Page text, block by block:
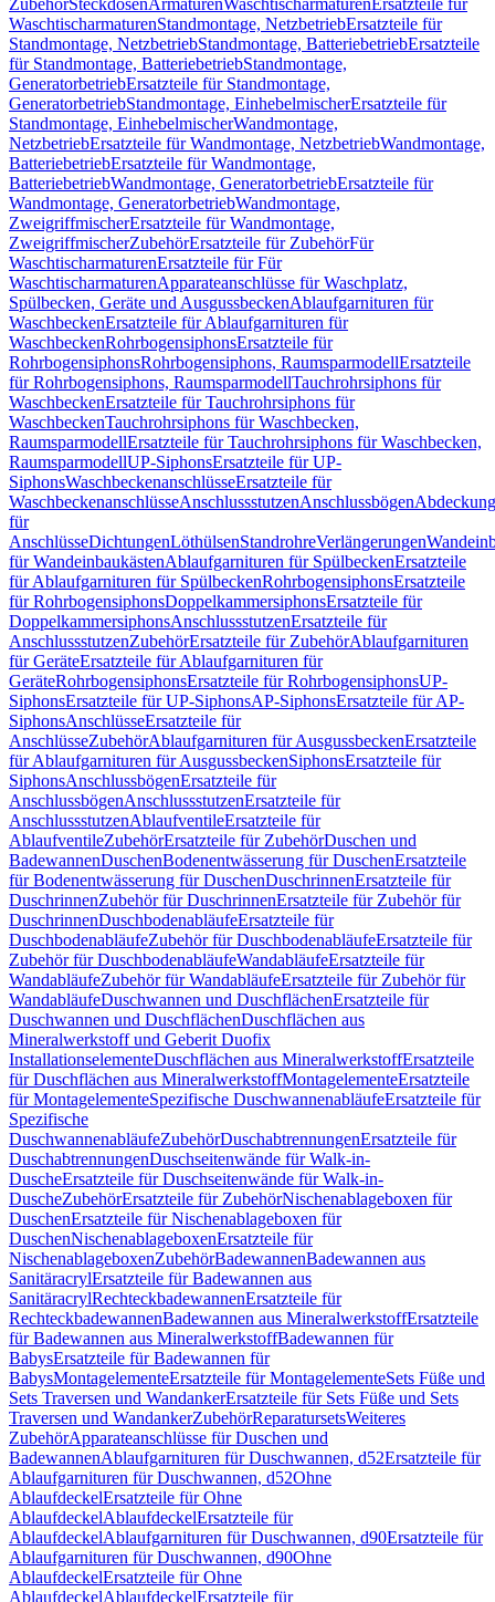
ZubehörSteckdosenArmaturenWaschtischarmaturen Ersatzteile für
WaschtischarmaturenStandmontage, NetzbetriebErsatzteile für
Standmontage, NetzbetriebStandmontage, BatteriebetriebErsatzteile
für Standmontage, BatteriebetriebStandmontage,
GeneratorbetriebErsatzteile für Standmontage,
GeneratorbetriebStandmontage, EinhebelmischerErsatzteile für
Standmontage, EinhebelmischerWandmontage,
NetzbetriebErsatzteile für Wandmontage, NetzbetriebWandmontage,
BatteriebetriebErsatzteile für Wandmontage,
BatteriebetriebWandmontage, GeneratorbetriebErsatzteile für
Wandmontage, GeneratorbetriebWandmontage,
ZweigriffmischerErsatzteile für Wandmontage,
ZweigriffmischerZubehörErsatzteile für ZubehörFür
WaschtischarmaturenErsatzteile für Für
WaschtischarmaturenApparateanschlüsse für Waschplatz,
Spülbecken, Geräte und AusgussbeckenAblaufgarnituren für
WaschbeckenErsatzteile für Ablaufgarnituren für
WaschbeckenRohrbogensiphonsErsatzteile für
RohrbogensiphonsRohrbogensiphons, RaumsparmodellErsatzteile
für Rohrbogensiphons, RaumsparmodellTauchrohrsiphons für
WaschbeckenErsatzteile für Tauchrohrsiphons für
WaschbeckenTauchrohrsiphons für Waschbecken,
RaumsparmodellErsatzteile für Tauchrohrsiphons für Waschbecken,
RaumsparmodellUP-SiphonsErsatzteile für UP-
SiphonsWaschbeckenanschlüsseErsatzteile für
WaschbeckenanschlüsseAnschlussstutzenAnschlussbögen
für
AnschlüsseDichtungenLöthülsenStandrohreVerlängerungen
für WandeinbaukästenAblaufgarnituren für SpülbeckenErsatzteile
für Ablaufgarnituren für SpülbeckenRohrbogensiphonsErsatzteile
für RohrbogensiphonsDoppelkammersiphonsErsatzteile für
DoppelkammersiphonsAnschlussstutzenErsatzteile für
AnschlussstutzenZubehörErsatzteile für ZubehörAblaufgarnituren
für GeräteErsatzteile für Ablaufgarnituren für
GeräteRohrbogensiphonsErsatzteile für RohrbogensiphonsUP-
SiphonsErsatzteile für UP-SiphonsAP-SiphonsErsatzteile für AP-
SiphonsAnschlüsseErsatzteile für
AnschlüsseZubehörAblaufgarnituren für AusgussbeckenErsatzteile
für Ablaufgarnituren für AusgussbeckenSiphonsErsatzteile für
SiphonsAnschlussbögenErsatzteile für
AnschlussbögenAnschlussstutzenErsatzteile für
AnschlussstutzenAblaufventileErsatzteile für
AblaufventileZubehörErsatzteile für ZubehörDuschen und
BadewannenDuschenBodenentwässerung für DuschenErsatzteile
für Bodenentwässerung für DuschenDuschrinnenErsatzteile für
DuschrinnenZubehör für DuschrinnenErsatzteile für Zubehör für
DuschrinnenDuschbodenabläufeErsatzteile für
DuschbodenabläufeZubehör für DuschbodenabläufeErsatzteile für
Zubehör für DuschbodenabläufeWandabläufeErsatzteile für
WandabläufeZubehör für WandabläufeErsatzteile für Zubehör für
WandabläufeDuschwannen und DuschflächenErsatzteile für
Duschwannen und DuschflächenDuschflächen aus
Mineralwerkstoff und Geberit Duofix
InstallationselementeDuschflächen aus MineralwerkstoffErsatzteile
für Duschflächen aus MineralwerkstoffMontagelementeErsatzteile
für MontagelementeSpezifische DuschwannenabläufeErsatzteile für
Spezifische
DuschwannenabläufeZubehörDuschabtrennungenErsatzteile für
DuschabtrennungenDuschseitenwände für Walk-in-
DuscheErsatzteile für Duschseitenwände für Walk-in-
DuscheZubehörErsatzteile für ZubehörNischenablageboxen für
DuschenErsatzteile für Nischenablageboxen für
DuschenNischenablageboxenErsatzteile für
NischenablageboxenZubehörBadewannenBadewannen aus
SanitäracrylErsatzteile für Badewannen aus
SanitäracrylRechteckbadewannenErsatzteile für
RechteckbadewannenBadewannen aus MineralwerkstoffErsatzteile
für Badewannen aus MineralwerkstoffBadewannen für
BabysErsatzteile für Badewannen für
BabysMontagelementeErsatzteile für MontagelementeSets Füße und
Sets Traversen und WandankerErsatzteile für Sets Füße und Sets
Traversen und WandankerZubehörReparatursetsWeiteres
ZubehörApparateanschlüsse für Duschen und
BadewannenAblaufgarnituren für Duschwannen, d52Ersatzteile für
Ablaufgarnituren für Duschwannen, d52Ohne
AblaufdeckelErsatzteile für Ohne
AblaufdeckelAblaufdeckelErsatzteile für
AblaufdeckelAblaufgarnituren für Duschwannen, d90Ersatzteile für
Ablaufgarnituren für Duschwannen, d90Ohne
AblaufdeckelErsatzteile für Ohne
AblaufdeckelAblaufdeckelErsatzteile für